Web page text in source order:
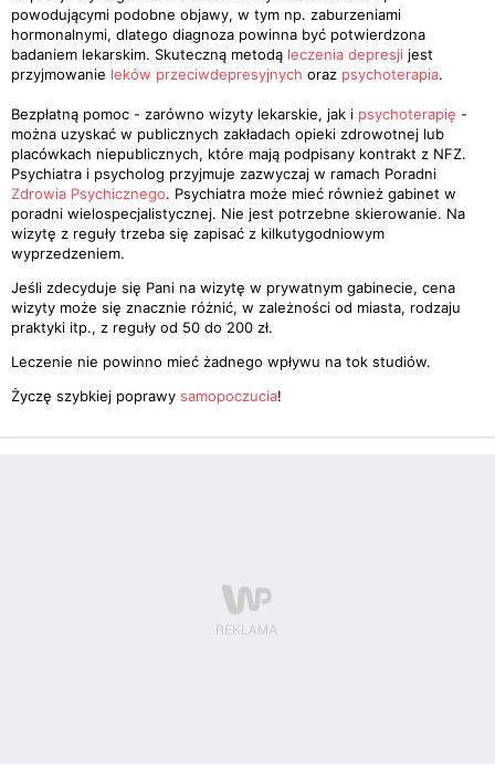
powodującymi podobne objawy, w tym np. zaburzeniami
hormonalnymi, dlatego diagnoza powinna być potwierdzona
badaniem lekarskim. Skuteczną metodą leczenia depresji jest
przyjmowanie leków przeciwdepresyjnych oraz psychoterapia.
Bezpłatną pomoc - zarówno wizyty lekarskie, jak i psychoterapię -
można uzyskać w publicznych zakładach opieki zdrowotnej lub
placówkach niepublicznych, które mają podpisany kontrakt z NFZ.
Psychiatra i psycholog przyjmuje zazwyczaj w ramach Poradni
Zdrowia Psychicznego. Psychiatra może mieć również gabinet w
poradni wielospecjalistycznej. Nie jest potrzebne skierowanie. Na
wizytę z reguły trzeba się zapisać z kilkutygodniowym
wyprzedzeniem.
Jeśli zdecyduje się Pani na wizytę w prywatnym gabinecie, cena
wizyty może się znacznie różnić, w zależności od miasta, rodzaju
praktyki itp., z reguły od 50 do 200 zł.
Leczenie nie powinno mieć żadnego wpływu na tok studiów.
Życzę szybkiej poprawy samopoczucia!